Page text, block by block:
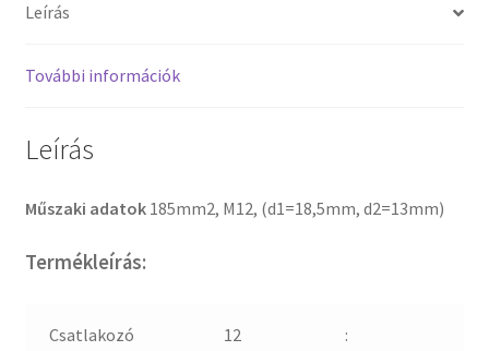
Leírás
További információk
Leírás
Műszaki adatok 185mm2, M12, (d1=18,5mm, d2=13mm)
Termékleírás:
Csatlakozó
12 :